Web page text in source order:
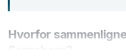
Hvorfor